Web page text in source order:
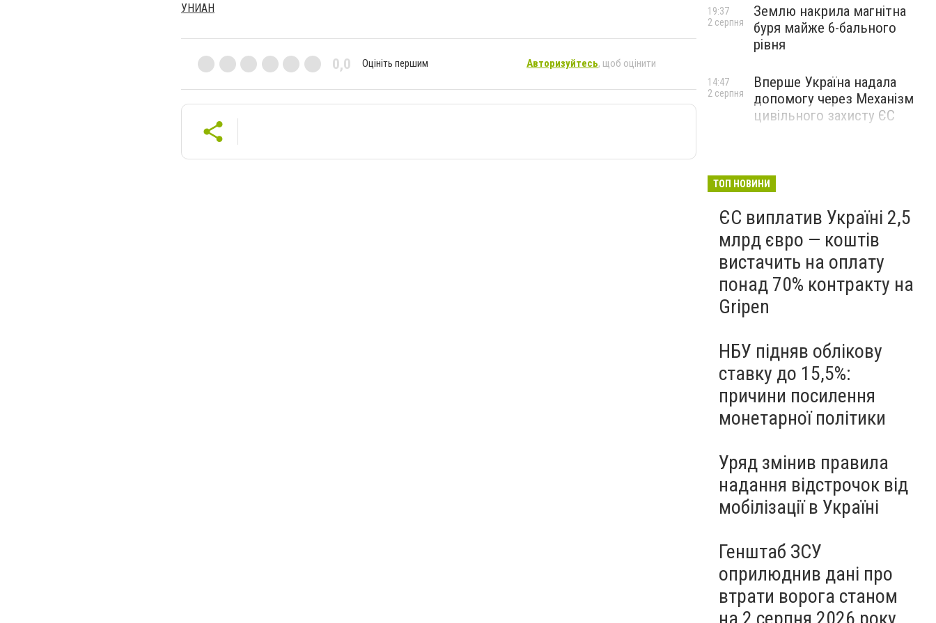
УНИАН
0,0 Оцініть першим Авторизуйтесь, щоб оцінити
Землю накрила магнітна
буря майже 6-бального
рівня
19:37
2 серпня
Вперше Україна надала
допомогу через Механізм
цивільного захисту ЄС
14:47
2 серпня
ТОП НОВИНИ
ЄС виплатив Україні 2,5
млрд євро — коштів
вистачить на оплату
понад 70% контракту на
Gripen
НБУ підняв облікову
ставку до 15,5%:
причини посилення
монетарної політики
Уряд змінив правила
надання відстрочок від
мобілізації в Україні
Генштаб ЗСУ
оприлюднив дані про
втрати ворога станом